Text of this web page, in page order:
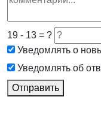
19 - 13 = ?
Уведомлять о
Уведомлять об
Отправить